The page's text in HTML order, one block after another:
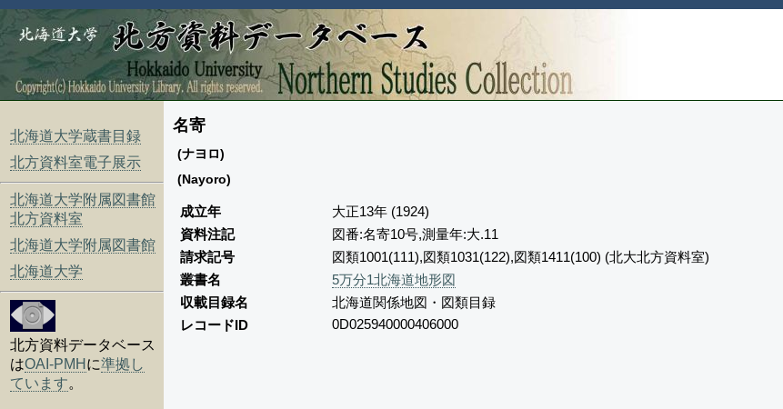
北海道大学蔵書目録
北方資料室電子展示
北海道大学附属図書館
北方資料室
北海道大学附属図書館
北海道大学
北方資料データベース
はOAI-PMH に準拠し
ています。
名寄
(ナヨロ)
(Nayoro)
成立年
大正13年 (1924)
資料注記
図番:名寄10号,測量年:大.11
請求記号
図類1001(111),図類1031(122),図類1411(100) (北大北方資料室)
叢書名
5万分1北海道地形図
収載目録名
北海道関係地図・図類目録
レコードID
0D025940000406000